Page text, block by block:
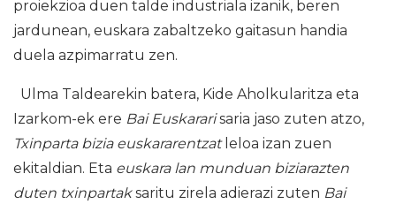
proiekzioa duen talde industriala izanik, beren
jardunean, euskara zabaltzeko gaitasun handia
duela azpimarratu zen.
Ulma Taldearekin batera, Kide Aholkularitza eta
Izarkom-ek ere Bai Euskararisaria jaso zuten atzo,
Txinparta bizia euskararentzatleloa izan zuen
ekitaldian. Eta euskara lan munduan biziarazten
duten txinpartaksaritu zirela adierazi zuten Bai